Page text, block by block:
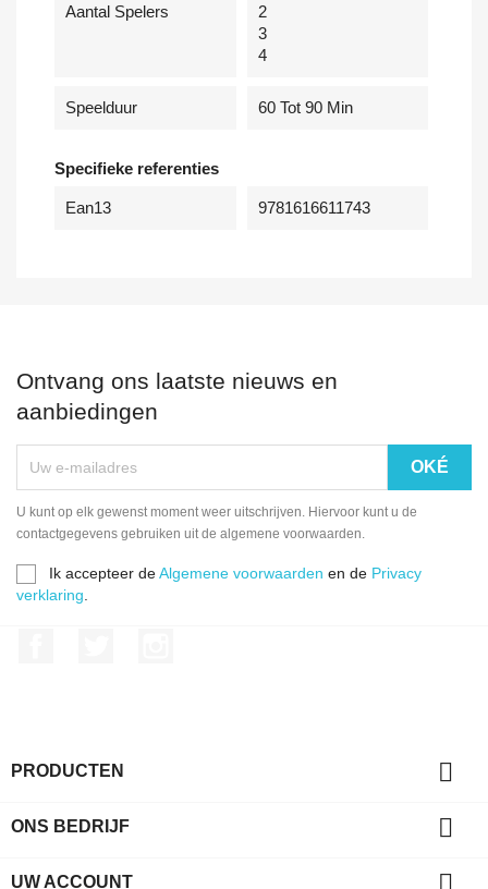
Aantal Spelers
2
3
4
Speelduur 60 Tot 90 Min
Specifieke referenties
Ean13 9781616611743
Ontvang ons laatste nieuws en
aanbiedingen
U kunt op elk gewenst moment weer uitschrijven. Hiervoor kunt u de
contactgegevens gebruiken uit de algemene voorwaarden.
Ik accepteer deAlgemene voorwaarden en de Privacy
verklaring
PRODUCTEN 
ONS BEDRIJF 
UW ACCOUNT 